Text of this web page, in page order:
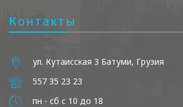
Контакты
ул. Кутаисская 3 Батуми, Грузия
557 35 23 23
пн - сб с 10 до 18